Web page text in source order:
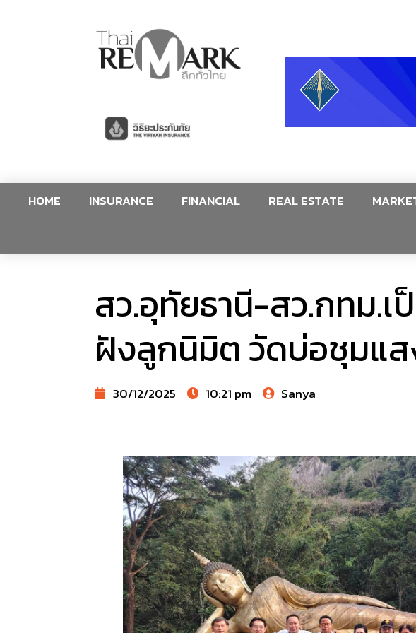
HOME INSURANCE FINANCIAL REAL ESTATE
สว.อุทัยธานี-สว.กทม.
ฝังลูกนิมิต วัดบ่อชุมแ
30/12/2025 10:21 pm Sanya